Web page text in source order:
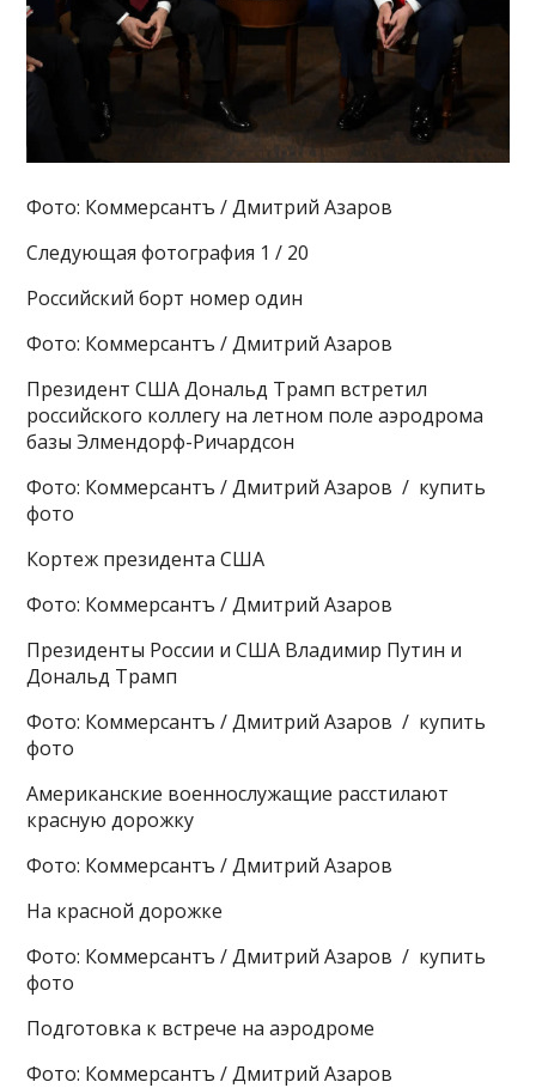
Фото: Коммерсантъ / Дмитрий Азаров
Следующая фотография 1 / 20
Российский борт номер один
Фото: Коммерсантъ / Дмитрий Азаров
Президент США Дональд Трамп встретил
российского коллегу на летном поле аэродрома
базы Элмендорф-Ричардсон
Фото: Коммерсантъ / Дмитрий Азаров / купить
фото
Кортеж президента США
Фото: Коммерсантъ / Дмитрий Азаров
Президенты России и США Владимир Путин и
Дональд Трамп
Фото: Коммерсантъ / Дмитрий Азаров / купить
фото
Американские военнослужащие расстилают
красную дорожку
Фото: Коммерсантъ / Дмитрий Азаров
На красной дорожке
Фото: Коммерсантъ / Дмитрий Азаров / купить
фото
Подготовка к встрече на аэродроме
Фото: Коммерсантъ / Дмитрий Азаров